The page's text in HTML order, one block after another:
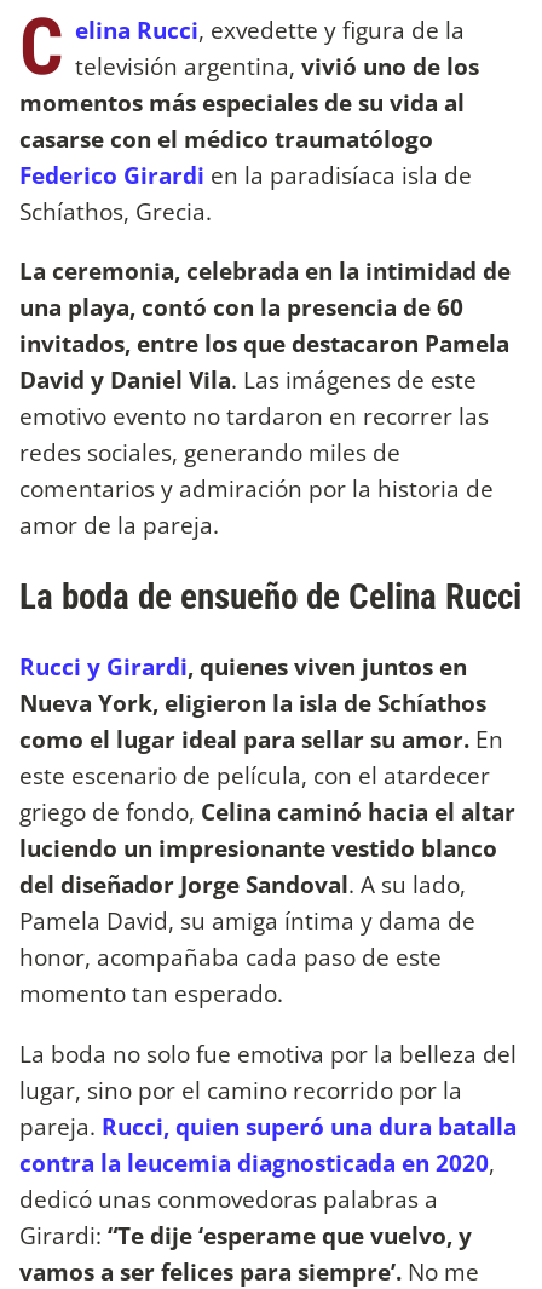
C elina Rucci, exvedette y figura de la
televisión argentina, vivió uno de los
momentos más especiales de su vida al
casarse con el médico traumatólogo
Federico Girardi en la paradisíaca isla de
Schíathos, Grecia.
La ceremonia, celebrada en la intimidad de
una playa, contó con la presencia de 60
invitados, entre los que destacaron Pamela
David y Daniel Vila. Las imágenes de este
emotivo evento no tardaron en recorrer las
redes sociales, generando miles de
comentarios y admiración por la historia de
amor de la pareja.
La boda de ensueño de Celina Rucci
Rucci y Girardi, quienes viven juntos en
Nueva York, eligieron la isla de Schíathos
como el lugar ideal para sellar su amor. En
este escenario de película, con el atardecer
griego de fondo, Celina caminó hacia el altar
luciendo un impresionante vestido blanco
del diseñador Jorge Sandoval. A su lado,
Pamela David, su amiga íntima y dama de
honor, acompañaba cada paso de este
momento tan esperado.
La boda no solo fue emotiva por la belleza del
lugar, sino por el camino recorrido por la
pareja. Rucci, quien superó una dura batalla
contra la leucemia diagnosticada en 2020,
dedicó unas conmovedoras palabras a
Girardi: “Te dije ‘esperame que vuelvo, y
vamos a ser felices para siempre’. No me